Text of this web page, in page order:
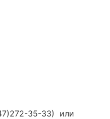
35-33) или